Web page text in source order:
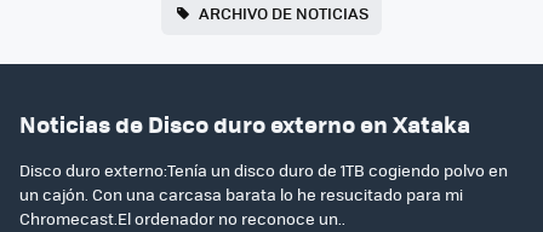
ARCHIVO DE NOTICIAS
Noticias de Disco duro externo en Xataka
Disco duro externo:Tenía un disco duro de 1TB cogiendo polvo en
un cajón. Con una carcasa barata lo he resucitado para mi
Chromecast.El ordenador no reconoce un..